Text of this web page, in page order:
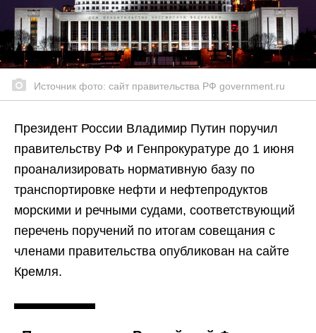
Источник фото: сайт правительства РФ government.ru
Президент России Владимир Путин поручил
правительству РФ и Генпрокуратуре до 1 июня
проанализировать нормативную базу по
транспортировке нефти и нефтепродуктов
морскими и речными судами, соответствующий
перечень поручений по итогам совещания с
членами правительства опубликован на сайте
Кремля.